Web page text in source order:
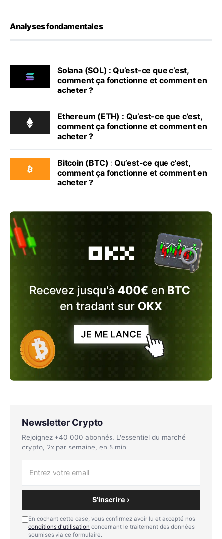
Analyses fondamentales
Solana (SOL) : Qu’est-ce que c’est,
comment ça fonctionne et comment en
acheter ?
Ethereum (ETH) : Qu’est-ce que c’est,
comment ça fonctionne et comment en
acheter ?
Bitcoin (BTC) : Qu’est-ce que c’est,
comment ça fonctionne et comment en
acheter ?
Newsletter Crypto
Rejoignez +40 000 abonnés. L'essentiel du marché
crypto, 2x par semaine, en 5 min.
S'inscrire ›
En cochant cette case, vous confirmez avoir lu et accepté nos
conditions d'utilisation concernant le traitement des données
soumises via ce formulaire.